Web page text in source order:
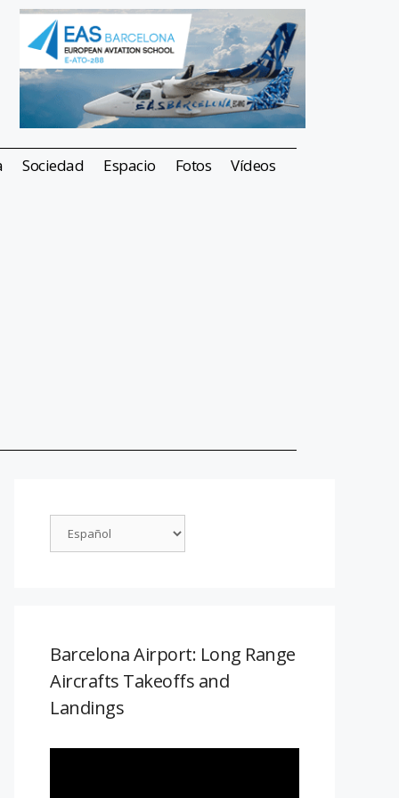
Sociedad Espacio Fotos Vídeos
Barcelona Airport: Long Range
Aircrafts Takeoffs and
Landings